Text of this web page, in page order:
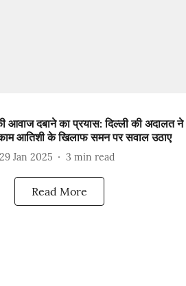
आवाज दबाने का प्रयास: दिल्ली की अदालत ने
काम आतिशी के खिलाफ समन पर सवाल उठाए
29 Jan 2025 3 min read
Read More